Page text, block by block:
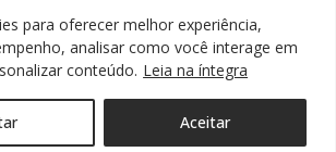
para oferecer melhor experiência,
analisar como você interage em
conteúdo. Leia na íntegra
Aceitar
de Futebol. Todos os direitos reservados. By